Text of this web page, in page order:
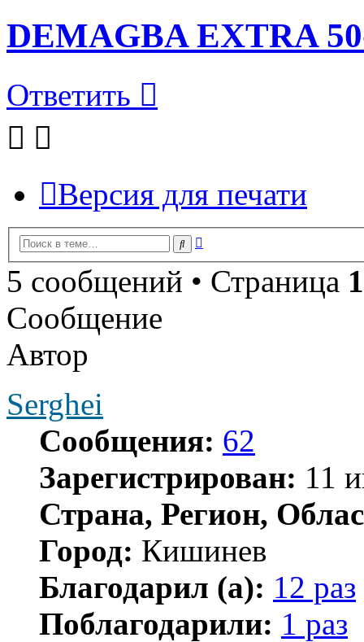
DEMAGBA EXTRA
Ответить
Версия для печати
Поиск
5 сообщений • Страница 1
Сообщение
Автор
Serghei
Сообщения: 62
Зарегистрирован: 11
Страна, Регион,
Город: Кишинев
Благодарил (а): 12 раз
Поблагодарили: 1 раз